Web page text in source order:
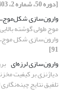
[دوره 50، شماره 2، 1403، صفحه 305-321]
وارون‌سازی
موج طولی گوشته
وارون‌سازی شکل
91]
وارون‌سازی لرزه‌ای
دیاژنزی بر کیفیت
تلفیق نتایج